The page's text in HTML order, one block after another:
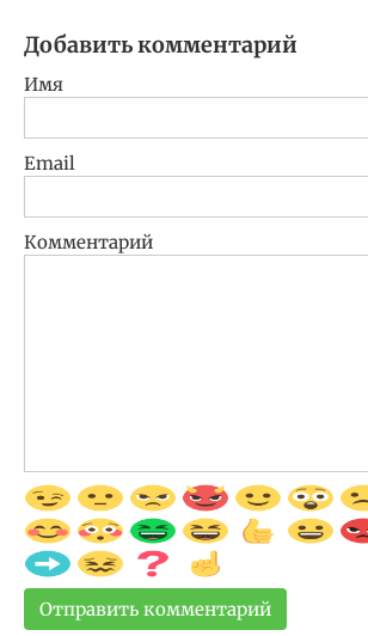
Добавить комментарий
Имя
Email
Комментарий